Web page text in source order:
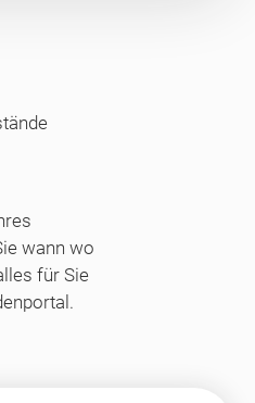
wann wo
für Sie